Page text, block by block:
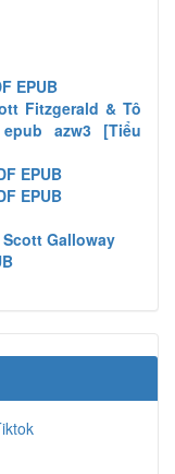
EPUB
Fitzgerald & Tô
azw3 [Tiểu
EPUB
EPUB
Galloway